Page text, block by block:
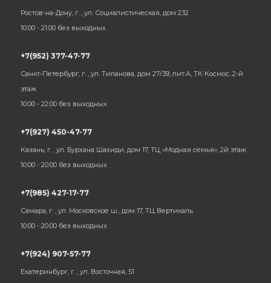
Ростов-на-Дону, г. , ул. Социалистическая, дом 232
10:00 - 21:00 без выходных
+7(952) 377-47-77
Санкт-Петербург, г. , ул. Типанова, дом 27/39, лит.А, ТК Космос, 2-й
этаж
10:00 - 22:00 без выходных
+7(927) 450-47-77
Казань, г. , ул. Бурхана Шахиди, дом 17, ТЦ «Модная семья», 2й этаж
10:00 - 20:00 без выходных
+7(985) 427-17-77
Самара, г. , ул. Московское ш., дом 17, ТЦ Вертикаль
10:00 - 20:00 без выходных
+7(924) 907-57-77
Екатеринбург, г. , ул. Восточная, 51